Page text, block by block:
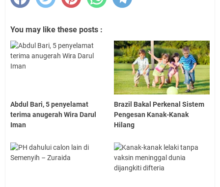
You may like these posts :
Abdul Bari, 5 penyelamat
terima anugerah Wira Darul
Iman
Brazil Bakal Perkenal Sistem
Pengesan Kanak-Kanak
Hilang